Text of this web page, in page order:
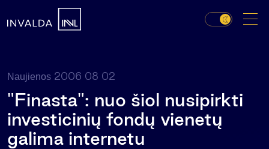
Naujienos 2006 08 02
"Finasta": nuo šiol nusipirkti
investicinių fondų vienetų
galima internetu